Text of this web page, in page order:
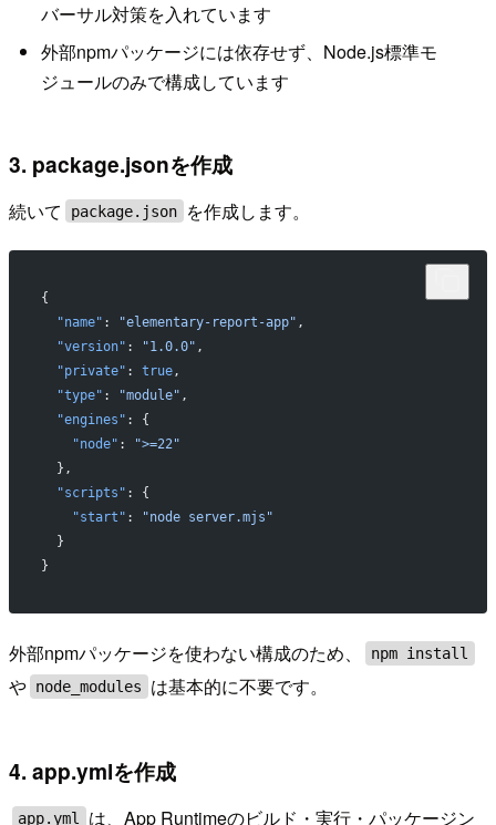
バーサル対策を入れています
外部npmパッケージには依存せず、Node.js標準モ
ジュールのみで構成しています
3. package.jsonを作成
続いて package.json を作成します。
{
  "name"
: "elementary-report-app" ,
  "version"
: "1.0.0" ,
  "private"
: true,
  "type"
: "module" ,
  "engines"
: {
    "node"
:
">=22"
  },
  "scripts"
: {
    "start"
:
"node server.mjs"
  }
}
外部npmパッケージを使わない構成のため、 npm install
や node_modules は基本的に不要です。
4. app.ymlを作成
app.yml は、App Runtimeのビルド・実行・パッケージン